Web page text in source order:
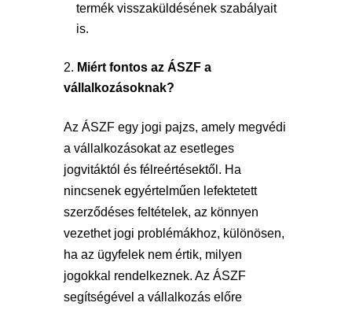
termék visszaküldésének szabályait
is.
Miért fontos az ÁSZF a
vállalkozásoknak?
Az ÁSZF egy jogi pajzs, amely megvédi
a vállalkozásokat az esetleges
jogvitáktól és félreértésektől. Ha
nincsenek egyértelműen lefektetett
szerződéses feltételek, az könnyen
vezethet jogi problémákhoz, különösen,
ha az ügyfelek nem értik, milyen
jogokkal rendelkeznek. Az ÁSZF
segítségével a vállalkozás előre